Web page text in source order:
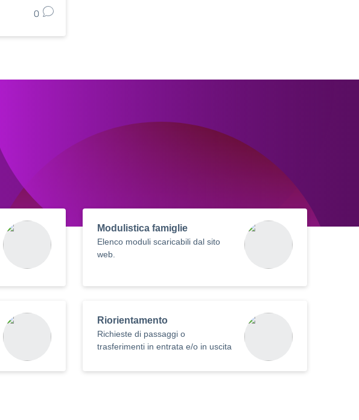
0
Modulistica famiglie
Elenco moduli scaricabili dal sito
web.
Riorientamento
Richieste di passaggi o
trasferimenti in entrata e/o in uscita